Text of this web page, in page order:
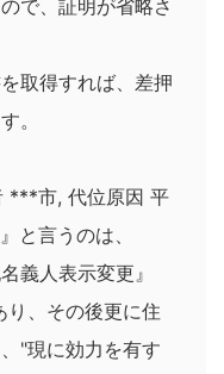
で、証明が省略さ
取得すれば、差押
。
***市, 代位原因 平
と言うのは、
義人表示変更』
、その後更に住
"現に効力を有す